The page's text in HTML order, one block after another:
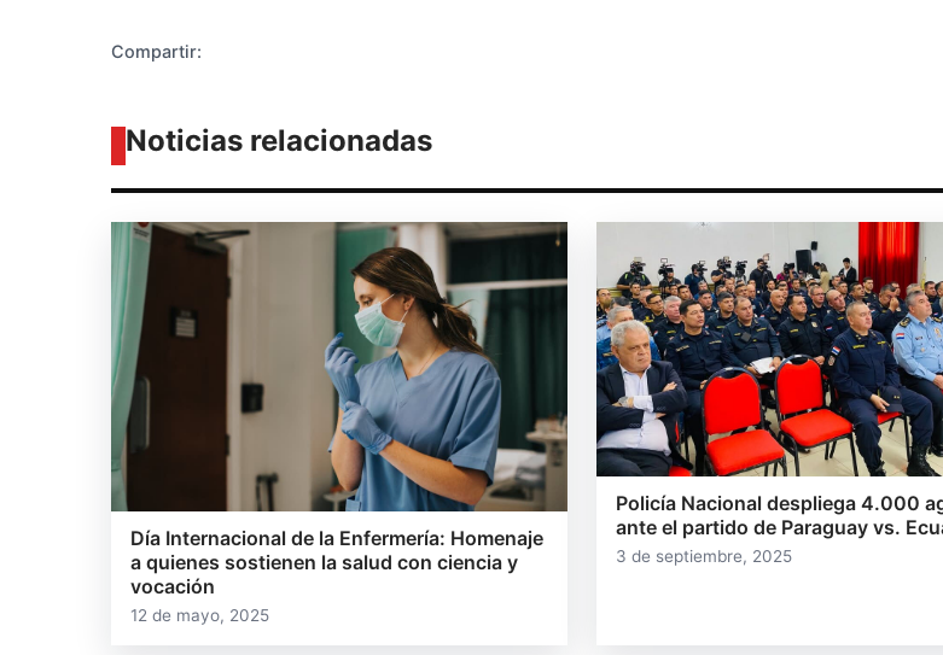
Compartir:
Noticias relacionadas
Día Internacional de la Enfermería: Homenaje
a quienes sostienen la salud con ciencia y
vocación
12 de mayo, 2025
Policía Nacional despliega 4.000
ante el partido de Paraguay vs.
3 de septiembre, 2025